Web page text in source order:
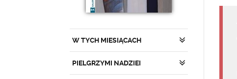
W TYCH MIESIĄCACH
PIELGRZYMI NADZIEI